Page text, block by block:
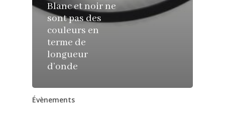
Blanc et noir ne
sont pas des
couleurs en
terme de
longueur
d’onde
Évènements